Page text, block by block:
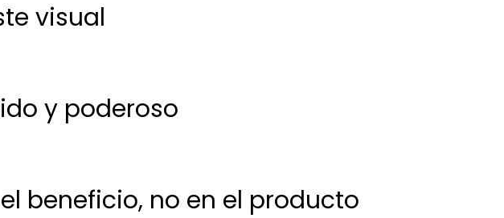
visual
y poderoso
beneficio, no en el producto